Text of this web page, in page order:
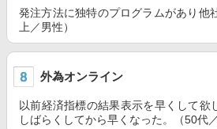
発注方法に独特のプログラムがあり他
上／男性）
外為オンライン
以前経済指標の結果表示を早くして欲
しばらくしてから早くなった。（50代／